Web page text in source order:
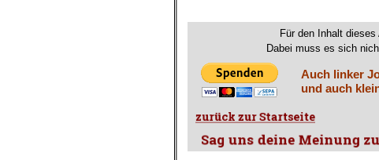
Für den Inhalt
Dabei muss es sich
Auch linker
und auch